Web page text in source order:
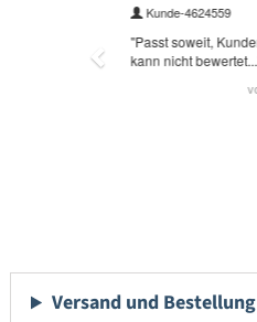
Versand und Bestellung